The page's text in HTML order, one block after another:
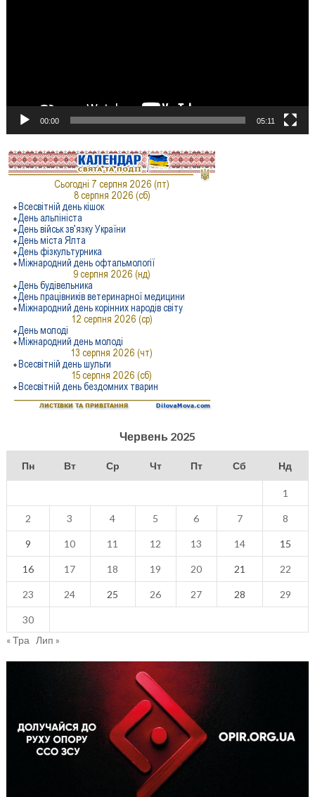
00:00 05:11
Червень 2025
Пн Вт Ср Чт Пт Сб Нд
1
2 3 4 5 6 7 8
9 10 11 12 13 14 15
16 17 18 19 20 21 22
23 24 25 26 27 28 29
30
« Тра
Лип »